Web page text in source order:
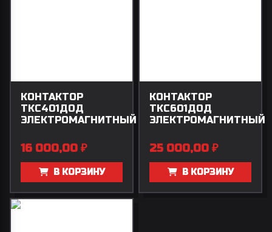
КОНТАКТОР
ТКС401ДОД
ЭЛЕКТРОМАГНИТНЫЙ
16 000,00 ₽
В КОРЗИНУ
КОНТАКТОР
ТКС601ДОД
ЭЛЕКТРОМАГНИТНЫЙ
25 000,00 ₽
В КОРЗИНУ